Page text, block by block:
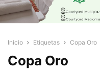
Inicio Etiquetas Copa Oro
Copa Oro